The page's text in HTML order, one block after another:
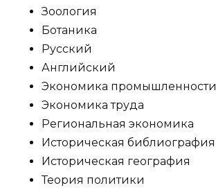
Зоология
Ботаника
Русский
Английский
Экономика промышленности
Экономика труда
Региональная экономика
Историческая библиография
Историческая география
Теория политики